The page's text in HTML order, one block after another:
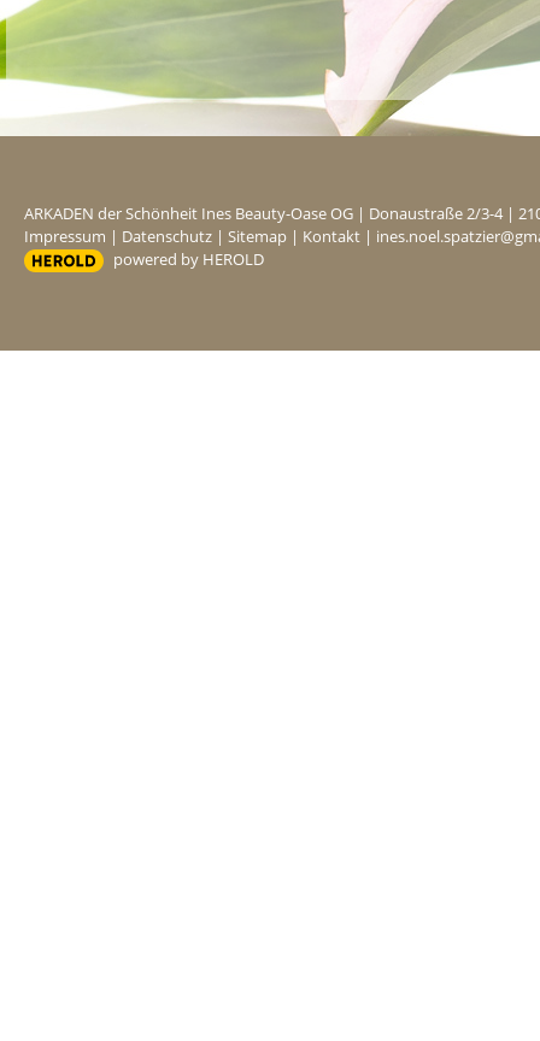
ARKADEN der Schönheit Ines Beauty-Oase OG | Donaustraße 2/3-4 |
Impressum | Datenschutz | Sitemap | Kontakt |
powered by HEROLD